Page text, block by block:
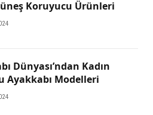
Koruyucu Ürünleri
Dünyası’ndan Kadın
Ayakkabı Modelleri